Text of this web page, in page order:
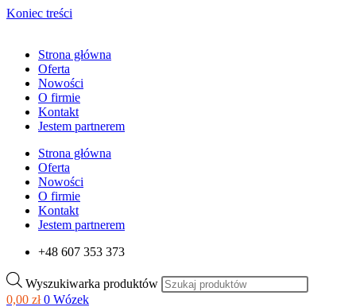
Koniec treści
Strona główna
Oferta
Nowości
O firmie
Kontakt
Jestem partnerem
Strona główna
Oferta
Nowości
O firmie
Kontakt
Jestem partnerem
+48 607 353 373
Wyszukiwarka produktów
0,00 zł 0 Wózek